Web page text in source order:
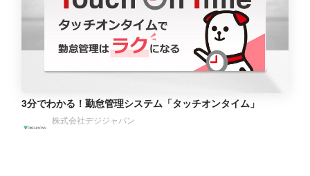
3分でわかる！勤怠管理システム「タッチオンタイム」
株式会社デジジャパン